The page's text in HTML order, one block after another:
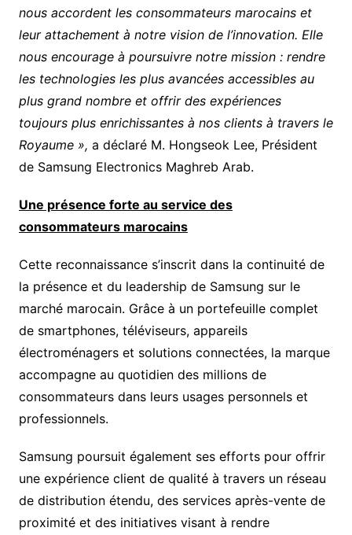
nous accordent les consommateurs marocains et
leur attachement à notre vision de l’innovation. Elle
nous encourage à poursuivre notre mission : rendre
les technologies les plus avancées accessibles au
plus grand nombre et offrir des expériences
toujours plus enrichissantes à nos clients à travers le
Royaume », a déclaré M. Hongseok Lee, Président
de Samsung Electronics Maghreb Arab.
Une présence forte au service des
consommateurs marocains
Cette reconnaissance s’inscrit dans la continuité de
la présence et du leadership de Samsung sur le
marché marocain. Grâce à un portefeuille complet
de smartphones, téléviseurs, appareils
électroménagers et solutions connectées, la marque
accompagne au quotidien des millions de
consommateurs dans leurs usages personnels et
professionnels.
Samsung poursuit également ses efforts pour offrir
une expérience client de qualité à travers un réseau
de distribution étendu, des services après-vente de
proximité et des initiatives visant à rendre